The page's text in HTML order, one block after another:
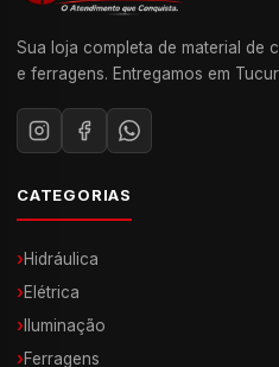
Sua loja completa de material de
e ferragens. Entregamos em
CATEGORIAS
›Hidráulica
›Elétrica
› Iluminação
›Ferragens